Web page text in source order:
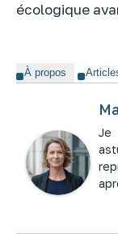
écologique
À propos
Je